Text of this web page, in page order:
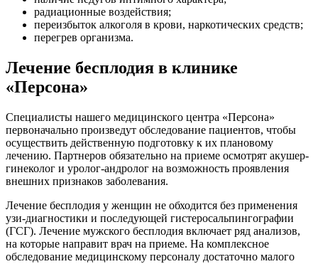
радиационные воздействия;
переизбыток алкоголя в крови, наркотических средств;
перегрев организма.
Лечение бесплодия в клинике
«Персона»
Специалисты нашего медицинского центра «Персона»
первоначально произведут обследование пациентов, чтобы
осуществить действенную подготовку к их плановому
лечению. Партнеров обязательно на приеме осмотрят акушер-
гинеколог и уролог-андролог на возможность проявления
внешних признаков заболевания.
Лечение бесплодия у женщин не обходится без применения
узи-диагностики и последующей гистеросальпингографии
(ГСГ). Лечение мужского бесплодия включает ряд анализов,
на которые направит врач на приеме. На комплексное
обследование медицинскому персоналу достаточно малого